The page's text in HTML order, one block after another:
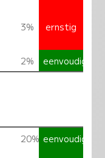
3% ernstig
2% eenvoudig
20% eenvoudig